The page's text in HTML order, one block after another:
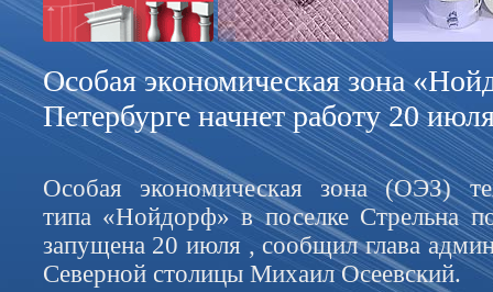
Особая экономическая зона
Петербурге начнет работу 20
Особая экономическая зона (ОЭЗ)
типа «Нойдорф» в поселке Стрельна
запущена 20 июля , сообщил глава
Северной столицы Михаил Осеевский.